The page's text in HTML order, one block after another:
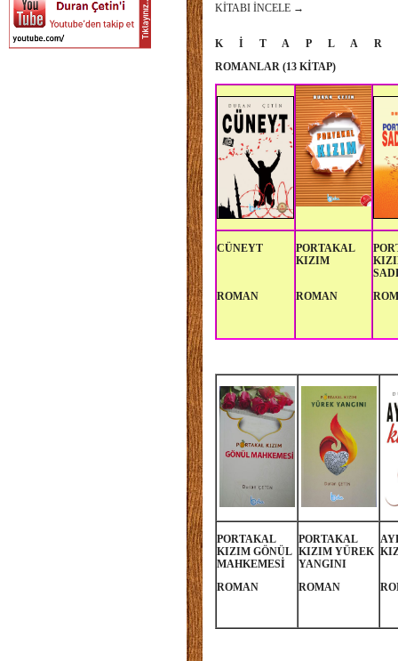
KİTABI İNCELE →
K İ T A P L A R
ROMANLAR (13 KİTAP)
CÜNEYT
ROMAN
PORTAKAL
KIZIM
ROMAN
PORTAKAL
KIZIM GÖNÜL
MAHKEMESİ
ROMAN
PORTAKAL
KIZIM YÜREK
YANGINI
ROMAN